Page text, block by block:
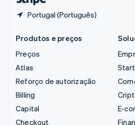
Portugal (Português)
Produtos e preços
Preços
Atlas
Reforço de autorização
Billing
Capital
Checkout
E-